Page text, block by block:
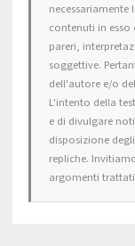
contenuti in esso
pareri,
soggettive.
dell'autore e/o
L'intento della
e di divulgare
disposizione
repliche.
argomenti